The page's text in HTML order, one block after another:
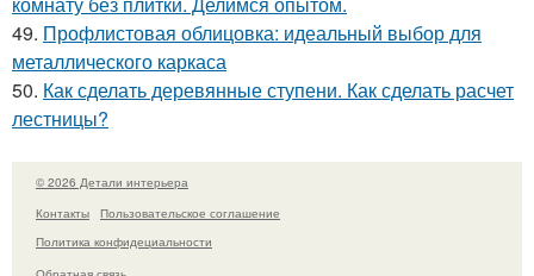
49. Профлистовая облицовка: идеальный выбор для
металлического каркаса
50. Как сделать деревянные ступени. Как сделать расчет
лестницы?
© 2026 Детали интерьера
Контакты
Пользовательское соглашение
Политика конфидециальности